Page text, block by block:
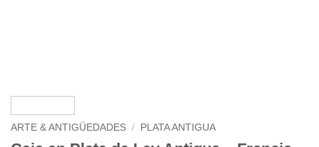
ARTE & ANTIGÜEDADES / PLATA ANTIGUA